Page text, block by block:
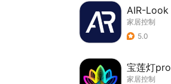
AIR-Look
家居控制
5.0
宝莲灯pro
家居控制